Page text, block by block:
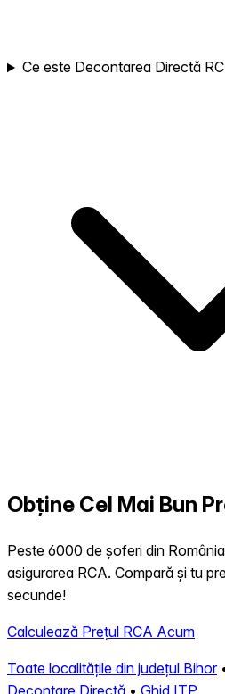
Ce este Decontarea Directă
Obține Cel Mai Bun
Peste 6000 de șoferi din
asigurarea RCA. Compară și tu
secunde!
Calculează Prețul RCA Acum
Toate localitățile din județul Bihor